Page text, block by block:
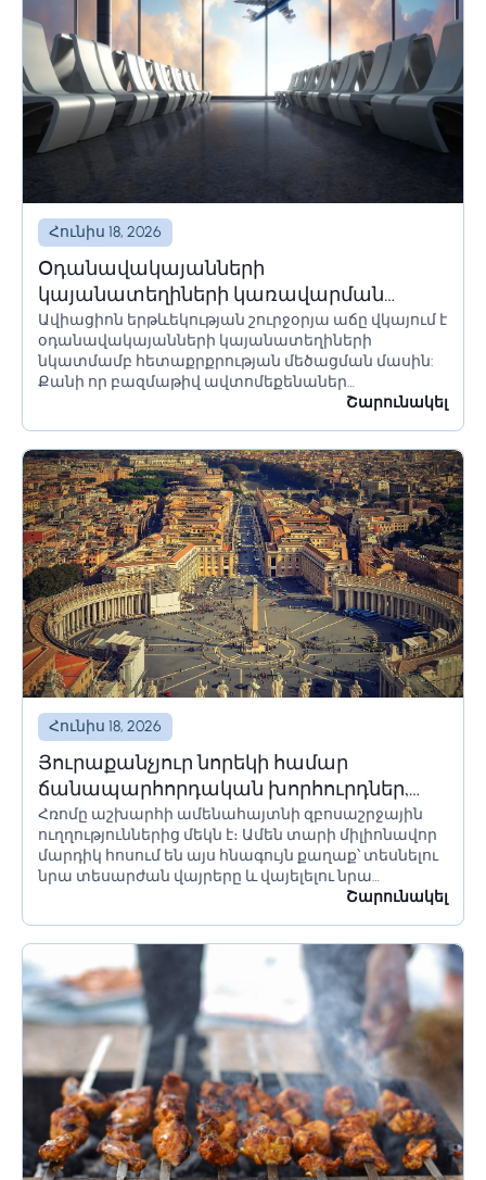
Հունիս 18, 2026
Օդանավակայանների
կայանատեղիների կառավարման
լուծումներ և համակարգեր
Ավիացիոն երթևեկության շուրջօրյա աճը վկայում է
օդանավակայանների կայանատեղիների
նկատմամբ հետաքրքրության մեծացման մասին:
Քանի որ բազմաթիվ ավտոմեքենաներ
օդանավակայանի տարածքում մնում են երկար
ճիշտ հաշվարկվեն՝ անցանկալի հետևանքներից
խուսափելու համար:...
Շարունակել
Հունիս 18, 2026
Յուրաքանչյուր նորեկի համար
ճանապարհորդական խորհուրդներ,
որոնք պետք է իմանա Հռոմ գնալուց
առաջ
Հռոմը աշխարհի ամենահայտնի զբոսաշրջային
ուղղություններից մեկն է։ Ամեն տարի միլիոնավոր
մարդիկ հոսում են այս հնագույն քաղաք՝ տեսնելու
նրա տեսարժան վայրերը և վայելելու նրա
մշակույթը։ Եթե մոտ ժամանակներս պլանավորում
Շարունակել